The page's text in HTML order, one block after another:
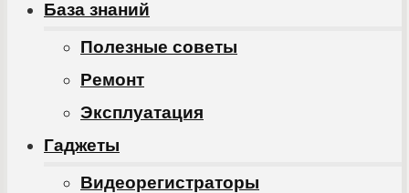
База знаний
Полезные советы
Ремонт
Эксплуатация
Гаджеты
Видеорегистраторы